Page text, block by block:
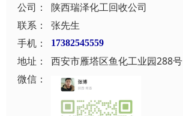
公司：
陕西瑞泽化工回收公司
联系：
张先生
手机：
17382545559
地址：
西安市雁塔区鱼化工业园288号
微信：